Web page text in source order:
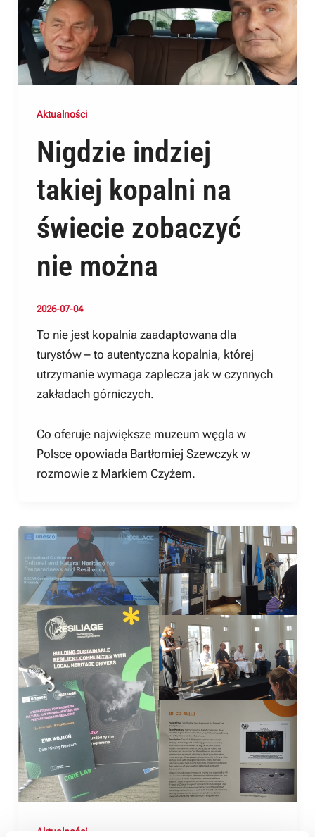
Aktualności
Nigdzie indziej
takiej kopalni na
świecie zobaczyć
nie można
2026-07-04
To nie jest kopalnia zaadaptowana dla
turystów – to autentyczna kopalnia, której
utrzymanie wymaga zaplecza jak w czynnych
zakładach górniczych.
Co oferuje największe muzeum węgla w
Polsce opowiada Bartłomiej Szewczyk w
rozmowie z Markiem Czyżem.
Aktualności